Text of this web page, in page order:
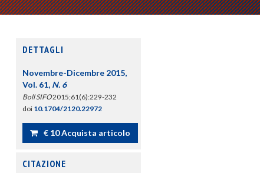
DETTAGLI
Novembre-Dicembre 2015,
Vol. 61, N. 6
Boll SIFO2015;61(6):229-232
doi 10.1704/2120.22972
€ 10 Acquista articolo
CITAZIONE